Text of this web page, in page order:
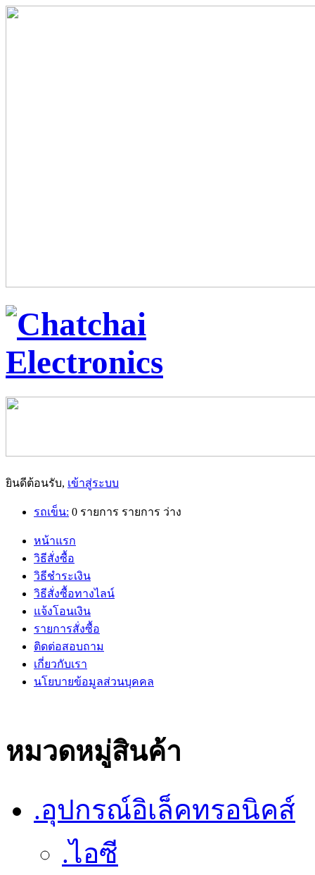
ยินดีต้อนรับ, เข้าสู่ระบบ
รถเข็น: 0 รายการ รายการ ว่าง
หน้าแรก
วิธีสั่งซื้อ
วิธีชำระเงิน
วิธีสั่งซื้อทางไลน์
แจ้งโอนเงิน
รายการสั่งซื้อ
ติดต่อสอบถาม
เกี่ยวกับเรา
นโยบายข้อมูลส่วนบุคคล
หมวดหมู่สินค้า
.อุปกรณ์อิเล็คทรอนิคส์
.ไอซี